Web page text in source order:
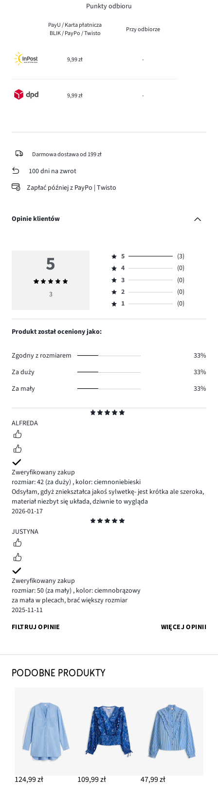
Punkty odbioru
PayU / Karta płatnicza
BLIK / PayPo / Twisto
Przy odbiorze
9,99 zł -
9,99 zł -
Darmowa dostawa od 199 zł
100 dni na zwrot
Zapłać później z PayPo | Twisto
Opinie klientów
5
ALFREDA
Zweryfikowany zakup
rozmiar: 42 (za duży) , kolor: ciemnoniebieski
Odsyłam, gdyż zniekształca jakoś sylwetkę- jest krótka ale szeroka,
materiał niezbyt się układa, dziwnie to wygląda
2026-01-17
5
JUSTYNA
Zweryfikowany zakup
rozmiar: 50 (za mały) , kolor: ciemnobrązowy
za mała w plecach, brać większy rozmiar
2025-11-11
FILTRUJ OPINIE
WIĘCEJ OPINII
5
Średnia
ocena
3
Ocena
5,
ilość
głosów
3.
5
(3)
Ocena
4,
ilość
głosów
4
(0)
Ocena
3,
ilość
3
(0)
Ocena
2,
2
(0)
Ocena
1,
1 (0)
Produkt został oceniony jako:
Zgodny z rozmiarem
33%
Za duży
33%
Za mały
33%
PODOBNE PRODUKTY
124,99 zł 109,99 zł 47,99 zł